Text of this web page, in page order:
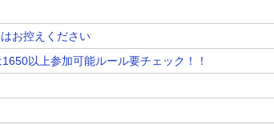
お控えください
以上参加可能ルール要チェック！！